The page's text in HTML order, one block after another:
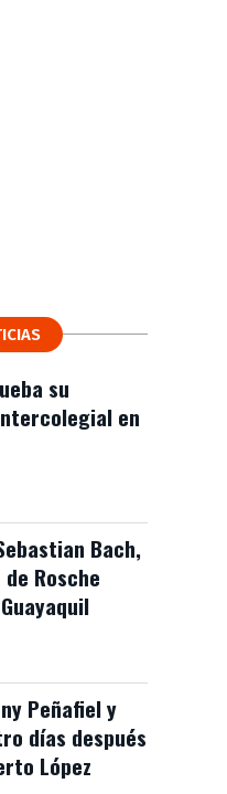
su
en
Bach,
Rosche
Peñafiel y
días después
López